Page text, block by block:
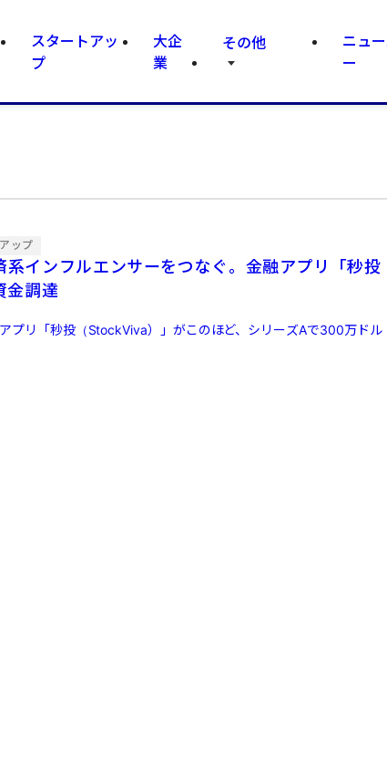
スタートアッ
プ
大企
業
その他
ニュ
ー
ップ
系インフルエンサーをつなぐ。金融アプリ「秒投
金調達
プリ「秒投（StockViva）」がこのほど、シリーズAで300万ド